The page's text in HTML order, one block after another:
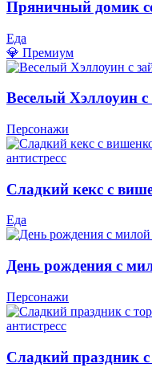
Пряничный домик
Еда
💎 Премиум
Веселый Хэллоуин с
Персонажи
Сладкий кекс с
Еда
День рождения с
Персонажи
Сладкий праздник